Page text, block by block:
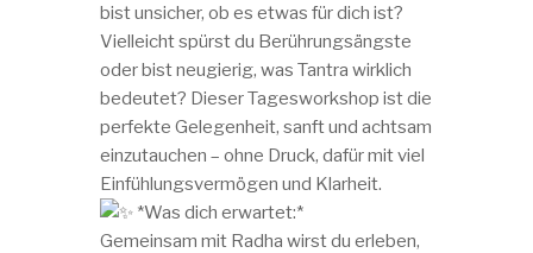
bist unsicher, ob es etwas für dich ist?
Vielleicht spürst du Berührungsängste
oder bist neugierig, was Tantra wirklich
bedeutet? Dieser Tagesworkshop ist die
perfekte Gelegenheit, sanft und achtsam
einzutauchen – ohne Druck, dafür mit viel
Einfühlungsvermögen und Klarheit.
*Was dich erwartet:*
Gemeinsam mit Radha wirst du erleben,